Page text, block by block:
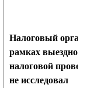
Налоговый орган
рамках выездной
налоговой
не исследовал